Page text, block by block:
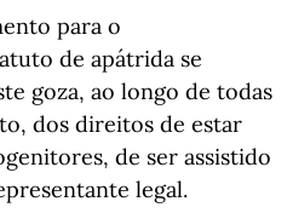
para o
de apátrida se
goza, ao longo de todas
dos direitos de estar
de ser assistido
legal.